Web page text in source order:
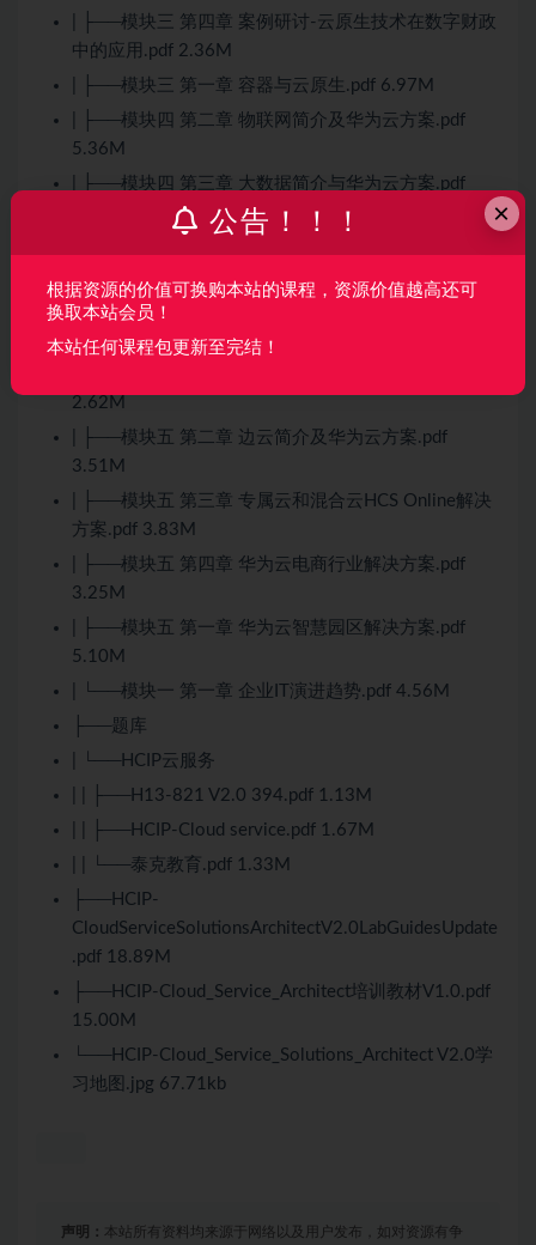
| ├──模块三 第四章 案例研讨-云原生技术在数字财政
中的应用.pdf 2.36M
| ├──模块三 第一章 容器与云原生.pdf 6.97M
| ├──模块四 第二章 物联网简介及华为云方案.pdf
5.36M
| ├──模块四 第三章 大数据简介与华为云方案.pdf
| ├──模块四 第五章 区块链简介及华为云方案.pdf
5.64M
2.62M
| ├──模块五 第二章 边云简介及华为云方案.pdf
3.51M
| ├──模块五 第三章 专属云和混合云HCS Online解决
方案.pdf 3.83M
| ├──模块五 第四章 华为云电商行业解决方案.pdf
3.25M
| ├──模块五 第一章 华为云智慧园区解决方案.pdf
5.10M
| └──模块一 第一章 企业IT演进趋势.pdf 4.56M
├──题库
| └──HCIP云服务
| | ├──H13-821 V2.0 394.pdf 1.13M
| | ├──HCIP-Cloud service.pdf 1.67M
| | └──泰克教育.pdf 1.33M
├──HCIP-
CloudServiceSolutionsArchitectV2.0LabGuidesUpdate
.pdf 18.89M
├──HCIP-Cloud_Service_Architect培训教材V1.0.pdf
15.00M
└──HCIP-Cloud_Service_Solutions_Architect V2.0学
习地图.jpg 67.71kb
声明： 本站所有资料均来源于网络以及用户发布，如对资源有争
×
公告！！！
根据资源的价值可换购本站的课程，资源价值越高还可
换取本站会员！
本站任何课程包更新至完结！